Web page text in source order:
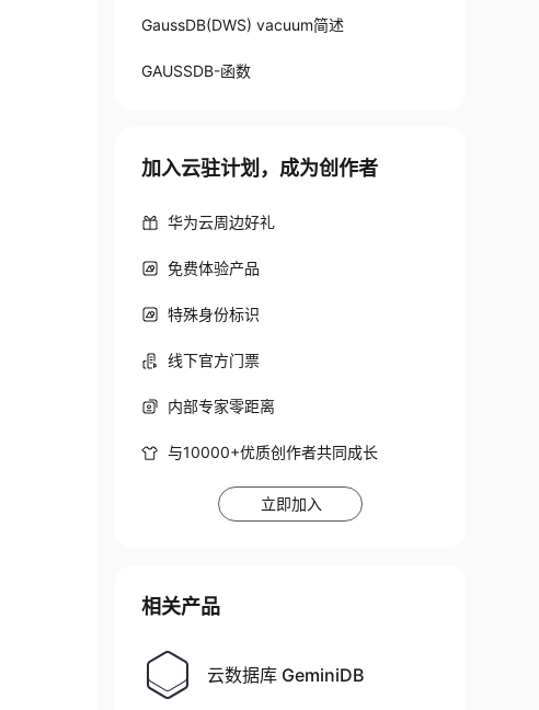
GaussDB(DWS) vacuum简述
GAUSSDB-函数
加入云驻计划，成为创作者
华为云周边好礼
免费体验产品
特殊身份标识
线下官方门票
内部专家零距离
与10000+优质创作者共同成长
立即加入
相关产品
云数据库 GeminiDB